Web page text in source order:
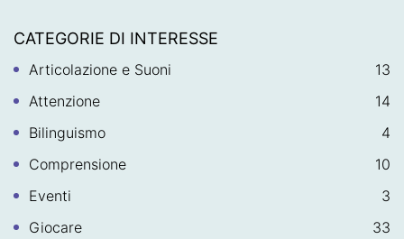
CATEGORIE DI INTERESSE
Articolazione e Suoni
13
Attenzione
14
Bilinguismo
4
Comprensione
10
Eventi
3
Giocare
33